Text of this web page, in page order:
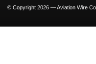
© Copyright 2026 — Aviation Wire